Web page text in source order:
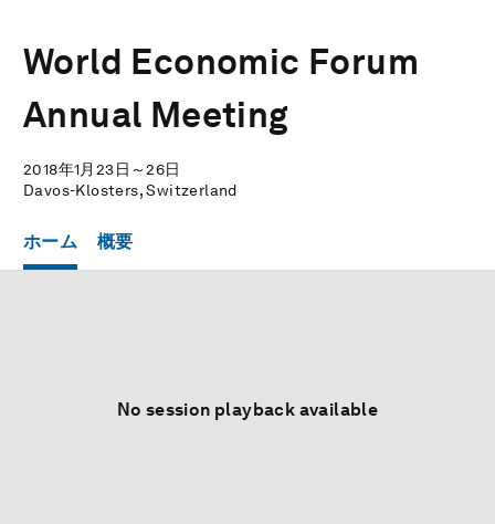
World Economic Forum
Annual Meeting
2018年1月23日～26日
Davos-Klosters, Switzerland
ホーム 概要
No session playback available